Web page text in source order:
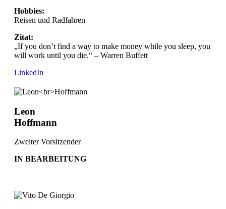
Hobbies:
Reisen und Radfahren
Zitat:
„If you don’t find a way to make money while you sleep, you
will work until you die.“ – Warren Buffett
LinkedIn
Leon
Hoffmann
Zweiter Vorsitzender
IN BEARBEITUNG